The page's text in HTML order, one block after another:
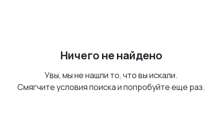
Ничего не найдено
Увы, мы не нашли то, что вы искали.
Смягчите условия поиска и попробуйте еще раз.